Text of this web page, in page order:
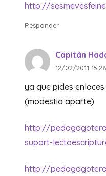
http://
Responder
Capitán
12/02/2011 15:28
ya que pides
(modestia aparte)
http://
suport-
http://